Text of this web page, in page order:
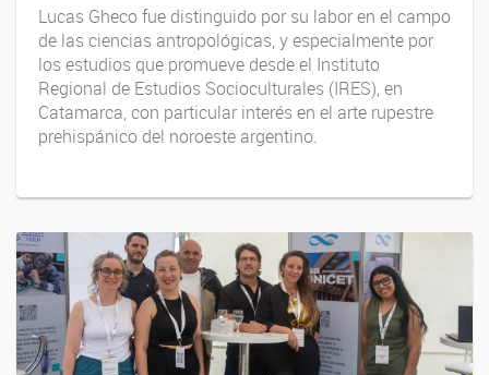
Lucas Gheco fue distinguido por su labor en el campo
de las ciencias antropológicas, y especialmente por
los estudios que promueve desde el Instituto
Regional de Estudios Socioculturales (IRES), en
Catamarca, con particular interés en el arte rupestre
prehispánico del noroeste argentino.